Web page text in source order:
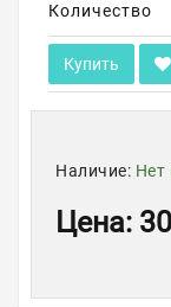
Количество
Купить
Наличие: Нет
Цена: